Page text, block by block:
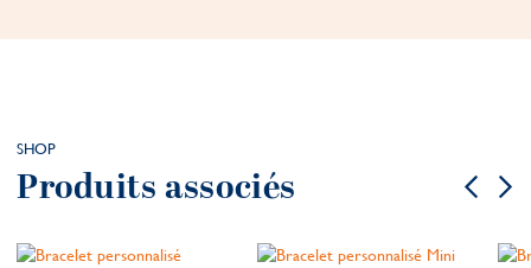
SHOP
Produits associés